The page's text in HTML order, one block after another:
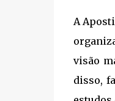
A
visão
disso,